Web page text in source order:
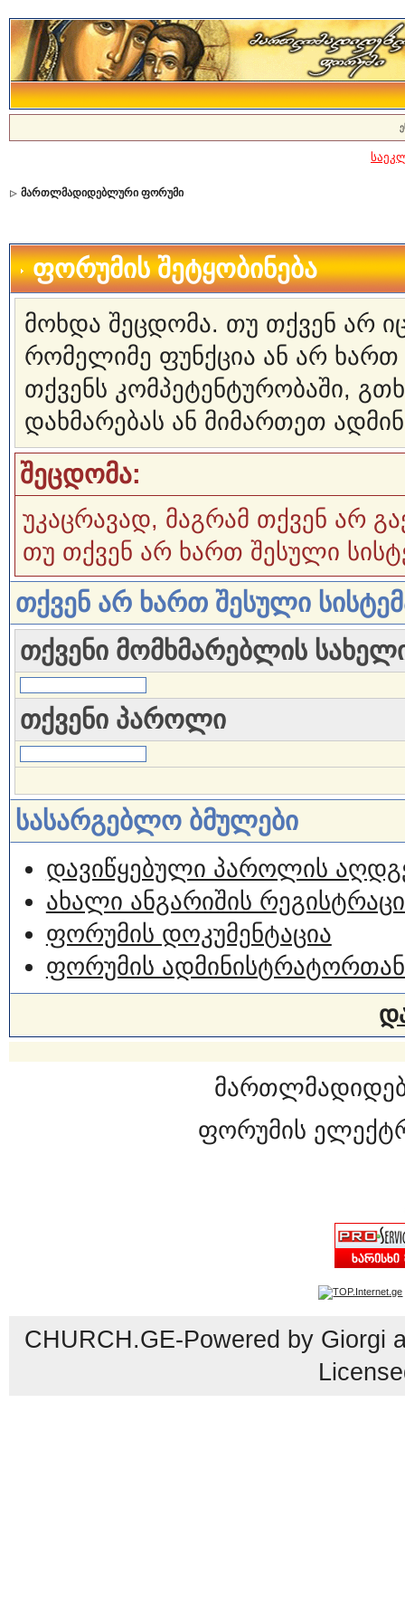
მართლმადიდებლური ფორუმი
ფორუმის შეტყობინება
მოხდა შეცდომა. თუ თქვენ არ
რომელიმე ფუნქცია ან არ ხართ
თქვენს კომპეტენტურობაში,
დახმარებას ან მიმართეთ
შეცდომა:
უკაცრავად, მაგრამ თქვენ არ
თუ თქვენ არ ხართ შესული
თქვენ არ ხართ შესული
თქვენი მომხმარებლის
თქვენი პაროლი
სასარგებლო ბმულები
დავიწყებული პაროლის
ახალი ანგარიშის
ფორუმის დოკუმენტაცია
ფორუმის ადმინისტრატორთან
ფორუმის
CHURCH.GE-Powered by Giorgi